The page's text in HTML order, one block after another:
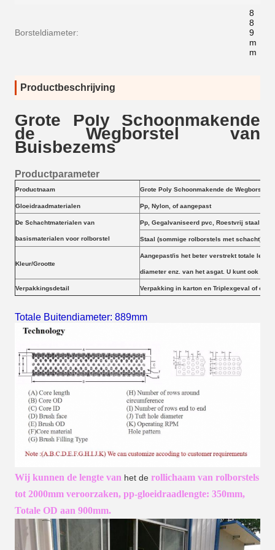
Borsteldiameter:
8
8
9
m
m
Productbeschrijving
Grote Poly Schoonmakende
de Wegborstel van
Buisbezems
Productparameter
Productnaam Grote Poly Schoonmakende de Wegborstel
Gloeidraadmaterialen Pp, Nylon, of aangepast
De Schachtmaterialen van
basismaterialen voor rolborstel
Pp, Gegalvaniseerd pvc, Roestvrij staal
Staal (sommige rolborstels met schacht)
Kleur/Grootte
Aangepast/is het beter verstrekt totale
diameter enz. van het asgat. U kunt ook ons
Verpakkingsdetail Verpakking in karton en Triplexgeval of op
Totale Buitendiameter: 889mm
Wij kunnen de lengte van het de rollichaam van rolborstels
tot 2000mm veroorzaken, pp-gloeidraadlengte: 350mm,
Totale OD aan 900mm.